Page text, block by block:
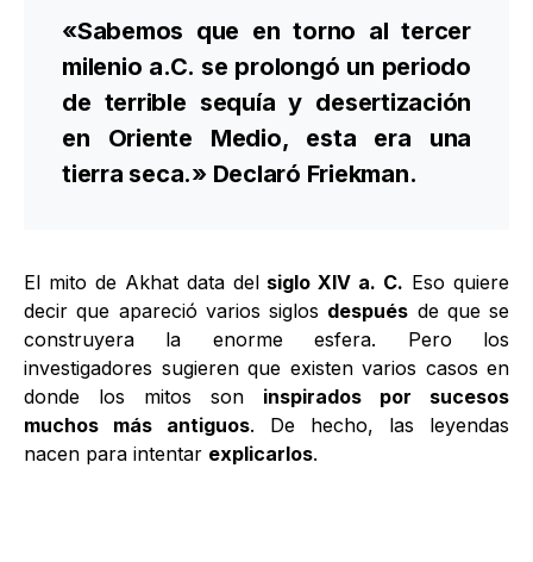
«Sabemos que en torno al tercer
milenio a.C. se prolongó un periodo
de terrible sequía y desertización
en Oriente Medio, esta era una
tierra seca.» Declaró Friekman.
El mito de Akhat data del siglo XIV a. C. Eso quiere
decir que apareció varios siglos después de que se
construyera la enorme esfera. Pero los
investigadores sugieren que existen varios casos en
donde los mitos son inspirados por sucesos
muchos más antiguos. De hecho, las leyendas
nacen para intentar explicarlos.